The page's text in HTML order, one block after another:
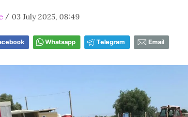
/ 03 July 2025, 08:49
Whatsapp Telegram Email